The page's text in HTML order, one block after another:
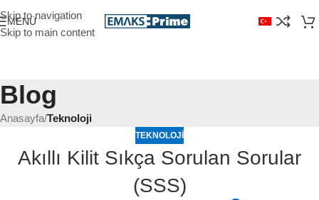
Skip to navigation
Skip to main content
MENÜ
Blog
Anasayfa/Teknoloji
TEKNOLOJI
Akıllı Kilit Sıkça Sorulan Sorular
(SSS)